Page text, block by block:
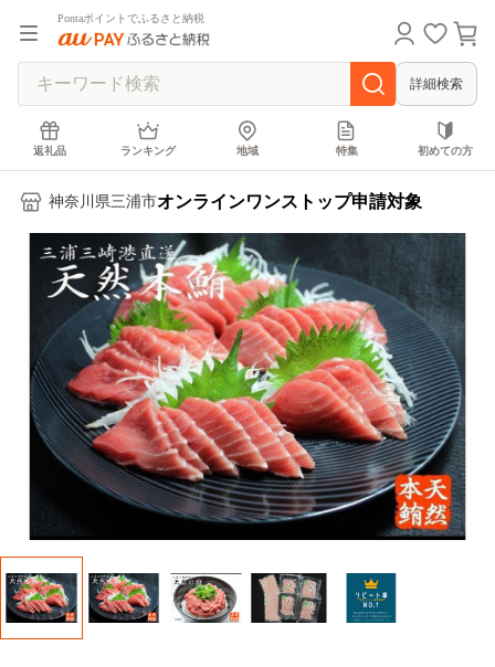
Pontaポイントでふるさと納税
詳細検索
返礼品 ランキング 地域 特集 初めての方
神奈川県三浦市オンラインワンストップ申請対象